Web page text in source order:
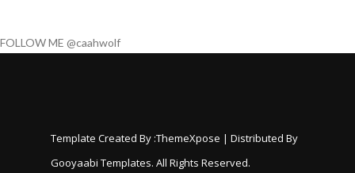
FOLLOW ME @caahwolf
Template Created By :ThemeXpose | Distributed By
Gooyaabi Templates. All Rights Reserved.